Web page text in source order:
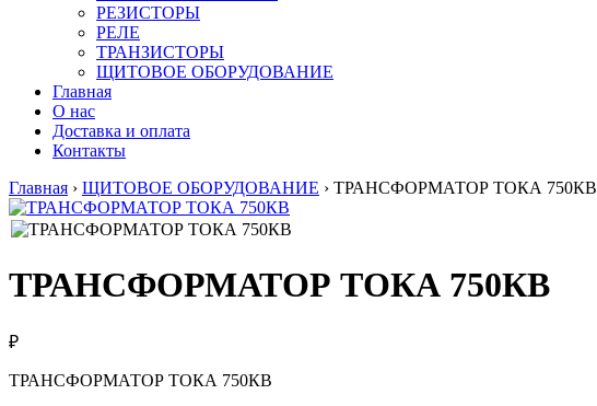
РЕЗИСТОРЫ
РЕЛЕ
ТРАНЗИСТОРЫ
ЩИТОВОЕ ОБОРУДОВАНИЕ
Главная
О нас
Доставка и оплата
Контакты
Главная › ЩИТОВОЕ ОБОРУДОВАНИЕ › ТРАНСФОРМАТОР ТОКА 750КВ
ТРАНСФОРМАТОР ТОКА 750КВ
₽
ТРАНСФОРМАТОР ТОКА 750КВ